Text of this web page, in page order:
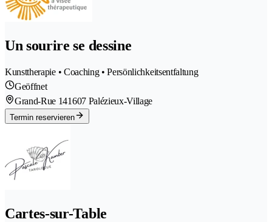
Un sourire se dessine
Kunsttherapie • Coaching • Persönlichkeitsentfaltung
Geöffnet
Grand-Rue 141607 Palézieux-Village
Termin reservieren
Cartes-sur-Table